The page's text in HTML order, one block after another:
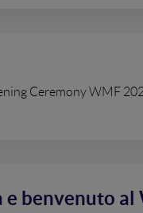
Ceremony WMF
benvenuto al